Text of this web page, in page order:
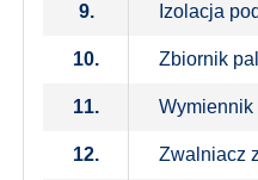
9. Izolacja
10. Zbiornik
11. Wymiennik
12. Zwalniacz